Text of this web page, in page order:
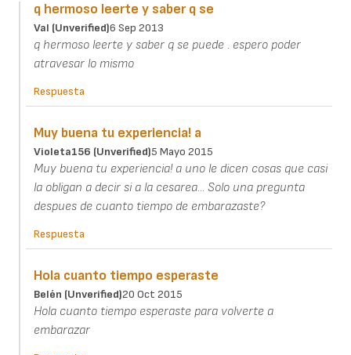
q hermoso leerte y saber q se
Val (unverified)6 Sep 2013
q hermoso leerte y saber q se puede . espero poder
atravesar lo mismo
Respuesta
Muy buena tu experiencia! a
Violeta156 (unverified)5 Mayo 2015
Muy buena tu experiencia! a uno le dicen cosas que casi
la obligan a decir si a la cesarea... Solo una pregunta
despues de cuanto tiempo de embarazaste?
Respuesta
Hola cuanto tiempo esperaste
Belén (unverified)20 Oct 2015
Hola cuanto tiempo esperaste para volverte a
embarazar